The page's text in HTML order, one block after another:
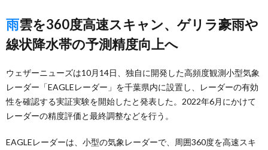
雨雲を360度高速スキャン、ゲリラ豪雨や
線状降水帯の予測精度向上へ
ウェザーニューズは10月14日、独自に開発した高頻度観測小型気象
レーダー「EAGLEレーダー」を千葉県内に設置し、レーダーの有効
性を確認する実証実験を開始したと発表した。2022年6月にかけて
レーダーの精度評価と最終調整などを行う。
EAGLEレーダーは、小型の気象レーダーで、周囲360度を高速スキ